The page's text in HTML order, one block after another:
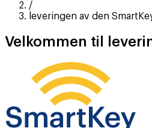
/
leveringen av den
Velkommen til